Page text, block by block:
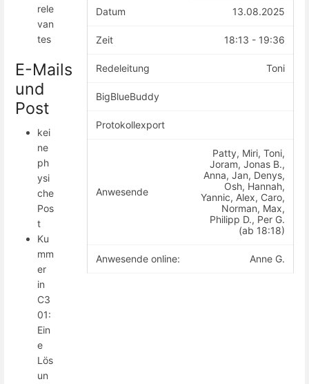
Datum 13.08.2025
Zeit 18:13 - 19:36
Redeleitung Toni
BigBlueBuddy
Protokollexport
Anwesende
Patty, Miri, Toni,
Joram, Jonas B.,
Anna, Jan, Denys,
Osh, Hannah,
Yannic, Alex, Caro,
Norman, Max,
Philipp D., Per G.
(ab 18:18)
Anwesende online: Anne G.
rele
van
tes
E-Mails
und
Post
kei
ne
ph
ysi
che
Pos
t
Ku
mm
er
in
C3
01:
Ein
e
Lös
un